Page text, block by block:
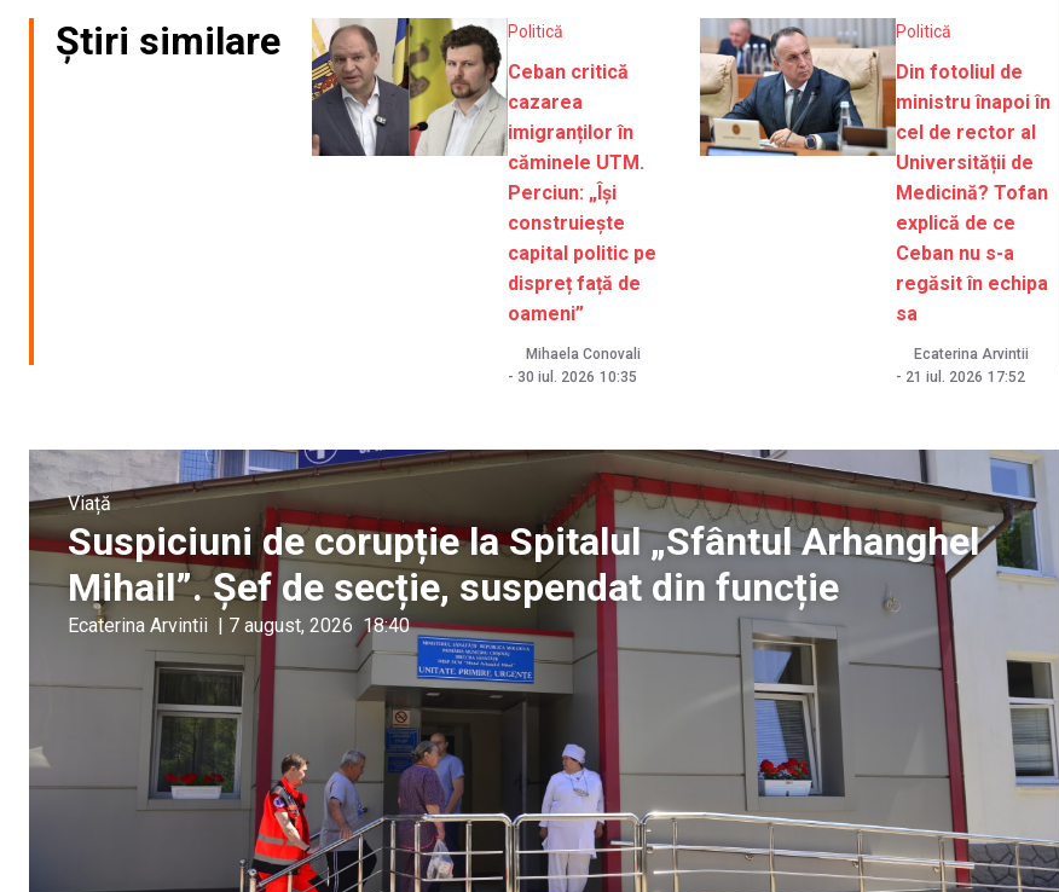
Știri similare Politică
Ceban critică
cazarea
imigranților în
căminele UTM.
Perciun: „Își
construiește
capital politic pe
dispreț față de
oameni”
Mihaela Conovali
- 30 iul. 2026 10:35
Politică
Din fotoliul de
ministru înapoi în
cel de rector al
Universității de
Medicină? Tofan
explică de ce
Ceban nu s-a
regăsit în echipa
sa
Ecaterina Arvintii
- 21 iul. 2026 17:52
Viață
Suspiciuni de corupție la Spitalul „Sfântul Arhanghel
Mihail”. Șef de secție, suspendat din funcție
Ecaterina Arvintii | 7 august, 2026 18:40